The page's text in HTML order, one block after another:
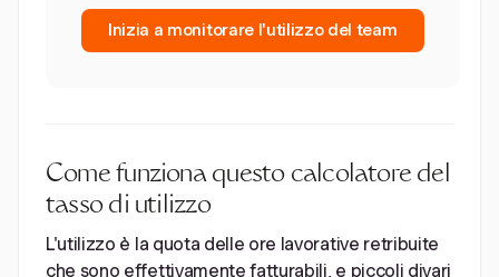
Inizia a monitorare l'utilizzo del team
Come funziona questo calcolatore del
tasso di utilizzo
L'utilizzo è la quota delle ore lavorative retribuite
che sono effettivamente fatturabili, e piccoli divari